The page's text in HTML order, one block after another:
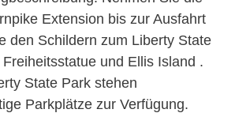
Extension bis zur Ausfahrt
den Schildern zum Liberty State
und Ellis Island .
State Park stehen
Parkplätze zur Verfügung.